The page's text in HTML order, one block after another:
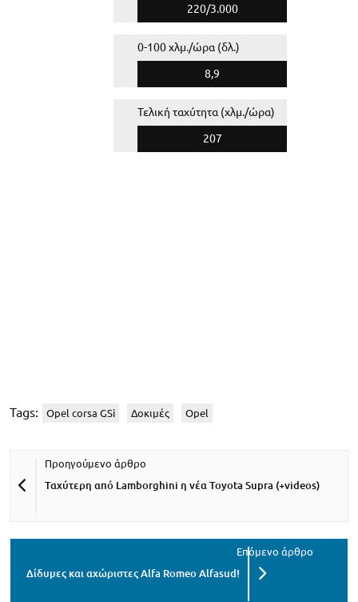
220/3.000
0-100 χλμ./ώρα (δλ.)
8,9
Τελική ταχύτητα (χλμ./ώρα)
207
Tags: Opel corsa GSi Δοκιμές Opel
Ταχύτερη από Lamborghini η νέα Toyota Supra (+videos)
Δίδυμες και αχώριστες Alfa Romeo Alfasud!